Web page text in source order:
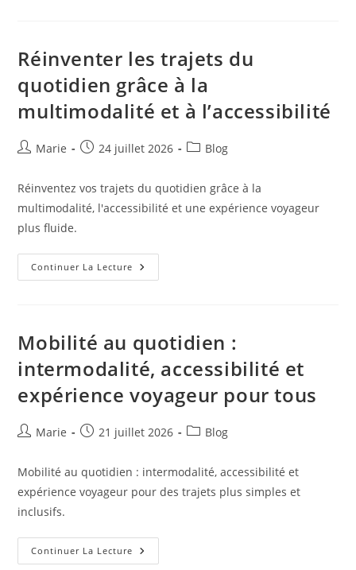
Banque,
Assurance
Économie
Avec
Une
Approche
Utilisateur
Réinventer les trajets du
quotidien grâce à la
multimodalité et à l’accessibilité
Auteur/autrice
la
publication :
Marie
Publication
24 juillet 2026
PostBlog
Réinventez vos trajets du quotidien grâce à la
multimodalité, l'accessibilité et une expérience voyageur
plus fluide.
Continuer La Lecture Réinventer
Les
La
Multimodalité
Et
À
L’accessibilité
Mobilité au quotidien :
intermodalité, accessibilité et
expérience voyageur pour tous
Auteur/autrice
la
publication :
Marie
Publication
21 juillet 2026
PostBlog
Mobilité au quotidien : intermodalité, accessibilité et
expérience voyageur pour des trajets plus simples et
inclusifs.
Continuer La Lecture Mobilité
Au